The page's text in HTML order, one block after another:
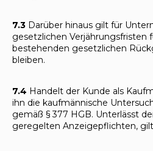
7.3 Darüber hinaus gilt für
gesetzlichen Verjährungsfristen
bestehenden gesetzlichen
bleiben.
7.4 Handelt der Kunde als
ihn die kaufmännische
gemäß § 377 HGB. Unterlässt
geregelten Anzeigepflichten,